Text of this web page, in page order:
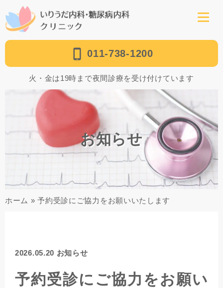
011-738-1200
火・金は19時まで夜間診療を受け付けています
お知らせ
ホーム »予約受診にご協力をお願いいたします
2026.05.20 お知らせ
予約受診にご協力をお願い